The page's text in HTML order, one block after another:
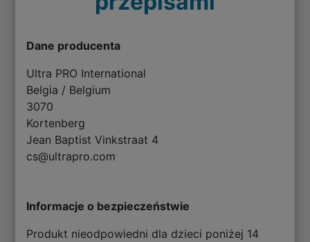
Dane producenta
Ultra PRO International
Belgia / Belgium
3070
Kortenberg
Jean Baptist Vinkstraat 4
cs@ultrapro.com
Informacje o bezpieczeństwie
Produkt nieodpowiedni dla dzieci poniżej 14